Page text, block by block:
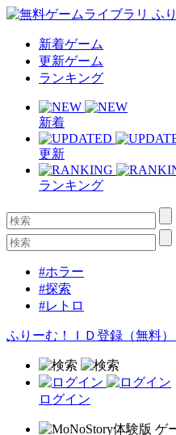
新着ゲーム
更新ゲーム
ランキング
新着
更新
ランキング
#ホラー
#探索
#レトロ
ふりーむ！ＩＤ登録（無料）
ログイン